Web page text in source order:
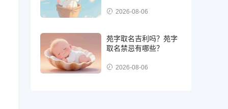
2026-08-06
苑字取名吉利吗？苑字
取名禁忌有哪些？
2026-08-06